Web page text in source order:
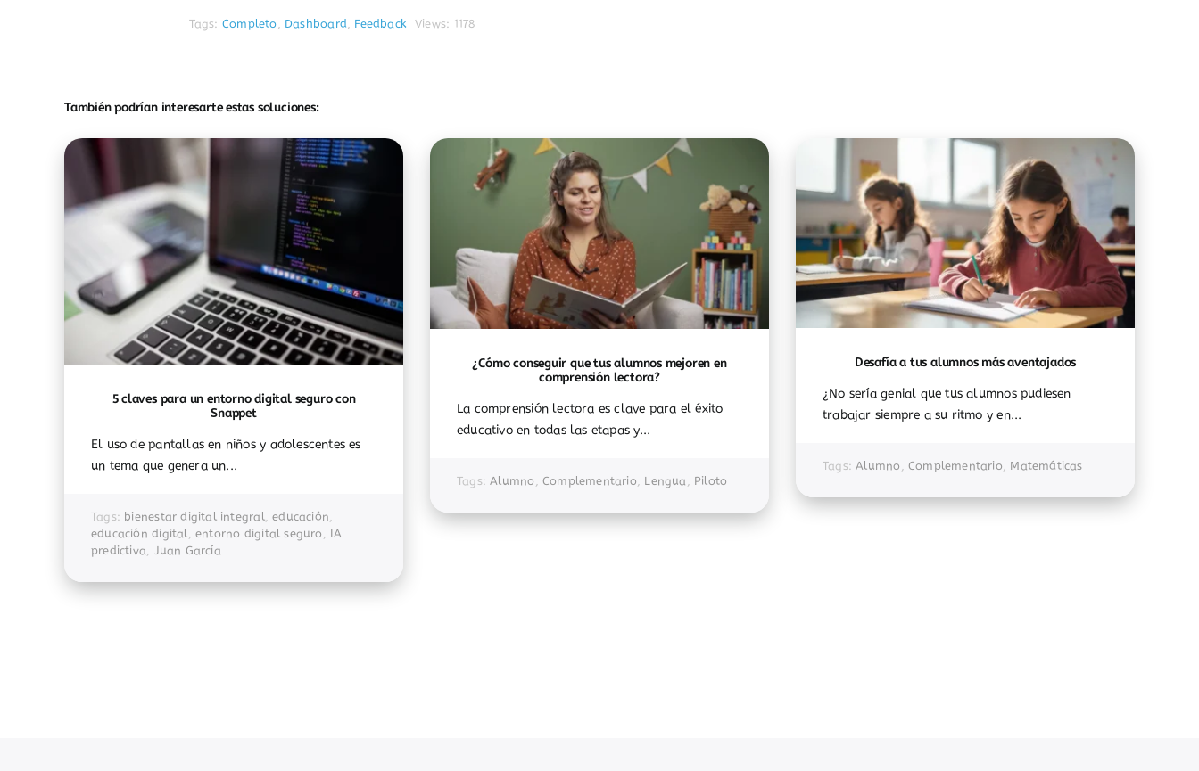
Tags: Completo, Dashboard, Feedback Views: 1178
También podrían interesarte estas soluciones:
5 claves para un entorno digital seguro con
Snappet
El uso de pantallas en niños y adolescentes es
un tema que genera un...
Tags: bienestar digital integral,educación,
educación digital, entorno digital seguro, IA
predictiva, Juan García
¿Cómo conseguir que tus alumnos mejoren en
comprensión lectora?
La comprensión lectora es clave para el éxito
educativo en todas las etapas y...
Tags:Alumno, Complementario, Lengua, Piloto
Desafía a tus alumnos más aventajados
¿No sería genial que tus alumnos pudiesen
trabajar siempre a su ritmo y en...
Tags:Alumno, Complementario, Matemáticas